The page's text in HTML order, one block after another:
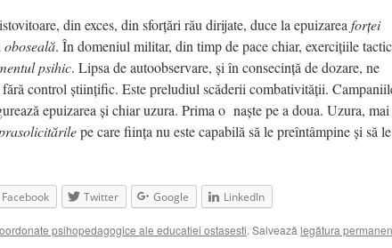
din exces, din sforţări rău dirijate, duce la epuizarea forţei
oboseală. În domeniul militar, din timp de pace chiar, exerciţiile
psihic. Lipsa de autoobservare, şi în consecinţă de dozare, ne
control ştiinţific. Este preludiul scăderii combativităţii.
epuizarea şi chiar uzura. Prima o naşte pe a doua. Uzura, mai
pe care fiinţa nu este capabilă să le preîntâmpine şi să le
Facebook Twitter Google LinkedIn
psihopedagogice ale educatiei ostasesti. Salvează legătura